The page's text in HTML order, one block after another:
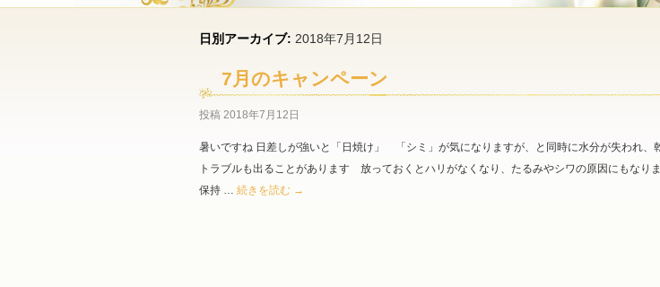
日別アーカイブ: 2018年7月12日
7月のキャンペーン
投稿 2018年7月12日
暑いですね 日差しが強いと「日焼け」 「シミ」が気になりますが、と同時に水分が失われ、
トラブルも出ることがあります 放っておくとハリがなくなり、たるみやシワの原因にもなり
保持 … 続きを読む →